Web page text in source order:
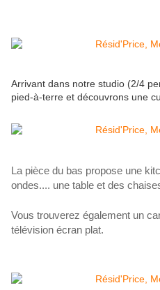
Arrivant dans notre studio (2/4
pied-à-terre et découvrons une
La pièce du bas propose une
ondes.... une table et des
Vous trouverez également un
télévision écran plat.